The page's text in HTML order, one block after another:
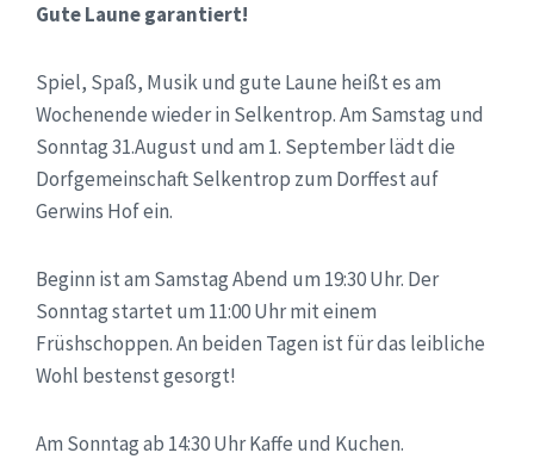
Gute Laune garantiert!
Spiel, Spaß, Musik und gute Laune heißt es am
Wochenende wieder in Selkentrop. Am Samstag und
Sonntag 31.August und am 1. September lädt die
Dorfgemeinschaft Selkentrop zum Dorffest auf
Gerwins Hof ein.
Beginn ist am Samstag Abend um 19:30 Uhr. Der
Sonntag startet um 11:00 Uhr mit einem
Früshschoppen. An beiden Tagen ist für das leibliche
Wohl bestenst gesorgt!
Am Sonntag ab 14:30 Uhr Kaffe und Kuchen.